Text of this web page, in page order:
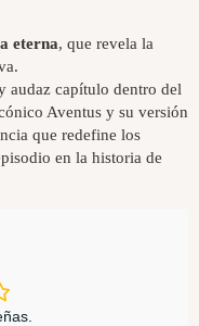
eterna, que revela la
audaz capítulo dentro del
Aventus y su versión
que redefine los
en la historia de